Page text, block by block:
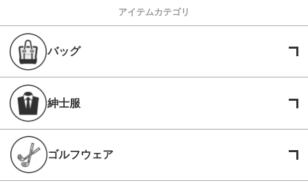
アイテムカテゴリ
バッグ
紳士服
ゴルフウェア